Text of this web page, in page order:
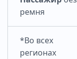
ремня
*Во всех
регионах